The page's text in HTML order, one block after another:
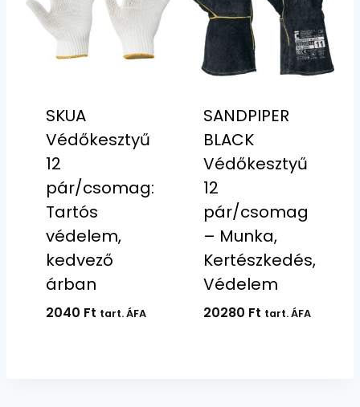
SKUA
Védőkesztyű
12
pár/csomag:
Tartós
védelem,
kedvező
árban
2040 Ft tart. ÁFA
SANDPIPER
BLACK
Védőkesztyű
12
pár/csomag
– Munka,
Kertészkedés,
Védelem
20280 Ft tart. ÁFA